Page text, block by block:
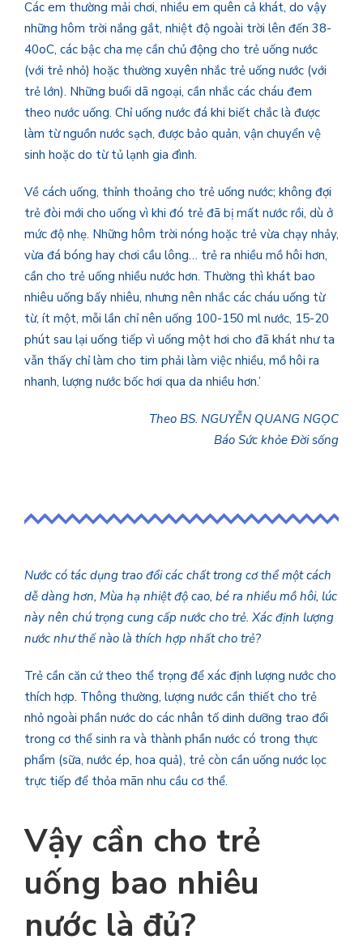
Các em thường mải chơi, nhiều em quên cả khát, do vậy
những hôm trời nắng gắt, nhiệt độ ngoài trời lên đến 38-
40oC, các bậc cha mẹ cần chủ động cho trẻ uống nước
(với trẻ nhỏ) hoặc thường xuyên nhắc trẻ uống nước (với
trẻ lớn). Những buổi dã ngoại, cần nhắc các cháu đem
theo nước uống. Chỉ uống nước đá khi biết chắc là được
làm từ nguồn nước sạch, được bảo quản, vận chuyển vệ
sinh hoặc do từ tủ lạnh gia đình.
Về cách uống, thỉnh thoảng cho trẻ uống nước; không đợi
trẻ đòi mới cho uống vì khi đó trẻ đã bị mất nước rồi, dù ở
mức độ nhẹ. Những hôm trời nóng hoặc trẻ vừa chạy nhảy,
vừa đá bóng hay chơi cầu lông… trẻ ra nhiều mồ hôi hơn,
cần cho trẻ uống nhiều nước hơn. Thường thì khát bao
nhiêu uống bấy nhiêu, nhưng nên nhắc các cháu uống từ
từ, ít một, mỗi lần chỉ nên uống 100-150 ml nước, 15-20
phút sau lại uống tiếp vì uống một hơi cho đã khát như ta
vẫn thấy chỉ làm cho tim phải làm việc nhiều, mồ hôi ra
nhanh, lượng nước bốc hơi qua da nhiều hơn.’
Theo BS. NGUYỄN QUANG NGỌC
Báo Sức khỏe Đời sống
Nước có tác dụng trao đổi các chất trong cơ thể một cách
dễ dàng hơn, Mùa hạ nhiệt độ cao, bé ra nhiều mồ hôi, lúc
này nên chú trọng cung cấp nước cho trẻ. Xác định lượng
nước như thế nào là thích hợp nhất cho trẻ?
Trẻ cần căn cứ theo thể trọng để xác định lượng nước cho
thích hợp. Thông thường, lượng nước cần thiết cho trẻ
nhỏ ngoài phần nước do các nhân tố dinh dưỡng trao đổi
trong cơ thể sinh ra và thành phần nước có trong thực
phẩm (sữa, nước ép, hoa quả), trẻ còn cần uống nước lọc
trực tiếp để thỏa mãn nhu cầu cơ thể.
Vậy cần cho trẻ
uống bao nhiêu
nước là đủ?